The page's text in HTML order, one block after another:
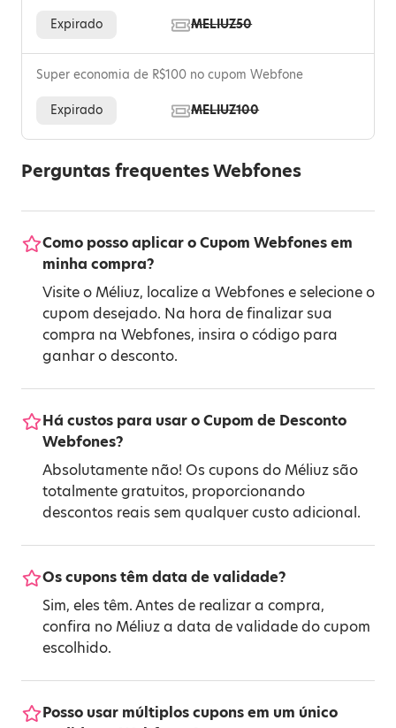
Expirado MELIUZ50
Super economia de R$100 no cupom Webfone
Expirado MELIUZ100
Perguntas frequentes Webfones
Como posso aplicar o Cupom Webfones em
minha compra?
Visite o Méliuz, localize a Webfones e selecione o
cupom desejado. Na hora de finalizar sua
compra na Webfones, insira o código para
ganhar o desconto.
Há custos para usar o Cupom de Desconto
Webfones?
Absolutamente não! Os cupons do Méliuz são
totalmente gratuitos, proporcionando
descontos reais sem qualquer custo adicional.
Os cupons têm data de validade?
Sim, eles têm. Antes de realizar a compra,
confira no Méliuz a data de validade do cupom
escolhido.
Posso usar múltiplos cupons em um único